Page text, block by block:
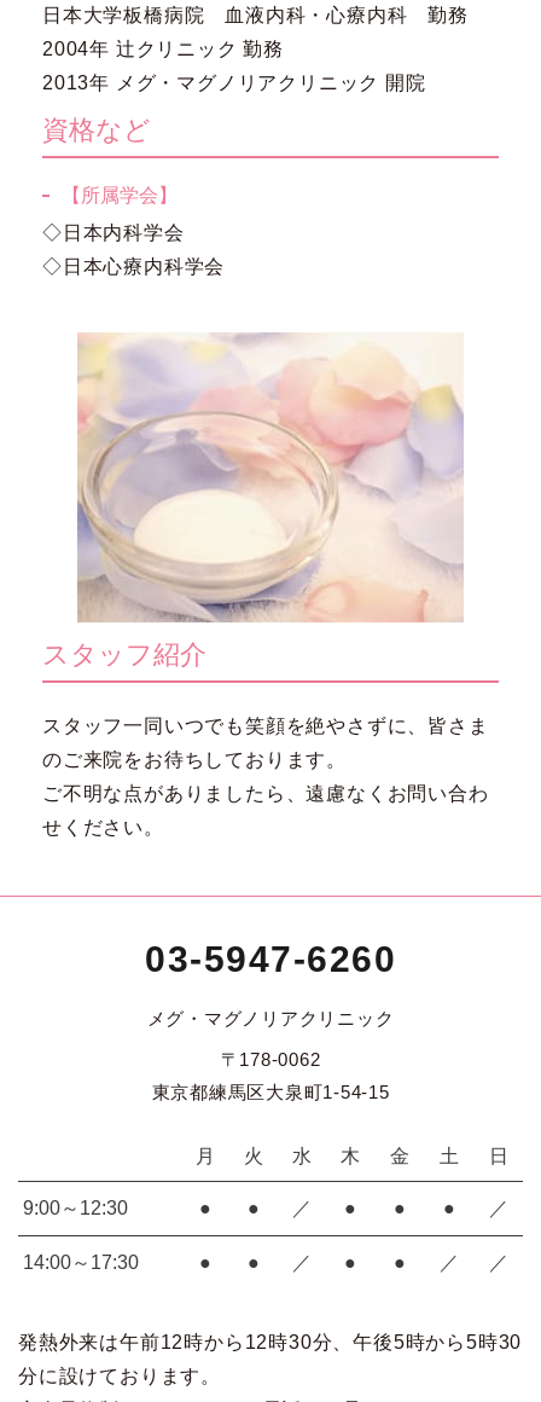
日本大学板橋病院 血液内科・心療内科 勤務
2004年 辻クリニック 勤務
2013年 メグ・マグノリアクリニック 開院
資格など
【所属学会】
◇日本内科学会
◇日本心療内科学会
スタッフ紹介
スタッフ一同いつでも笑顔を絶やさずに、皆さま
のご来院をお待ちしております。
ご不明な点がありましたら、遠慮なくお問い合わ
せください。
03-5947-6260
メグ・マグノリアクリニック
〒178-0062
東京都練馬区大泉町1-54-15
月 火 水 木 金 土 日
9:00～12:30 ● ● ／ ● ● ● ／
14:00～17:30 ● ● ／ ● ● ／ ／
発熱外来は午前12時から12時30分、午後5時から5時30
分に設けております。